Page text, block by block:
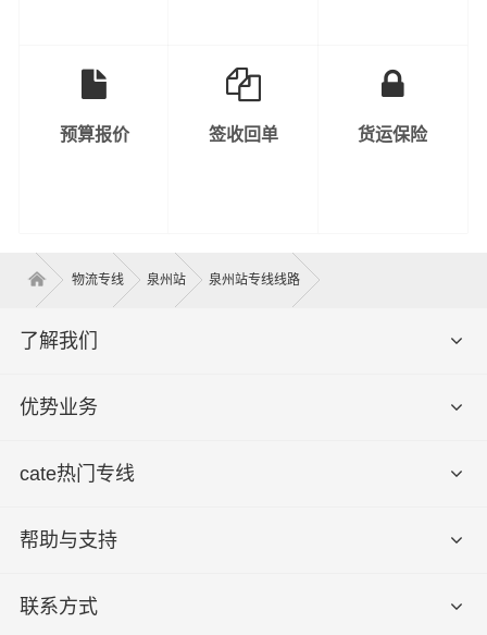
预算报价 签收回单 货运保险
物流专线 泉州站 泉州站专线线路
了解我们
优势业务
cate热门专线
帮助与支持
联系方式